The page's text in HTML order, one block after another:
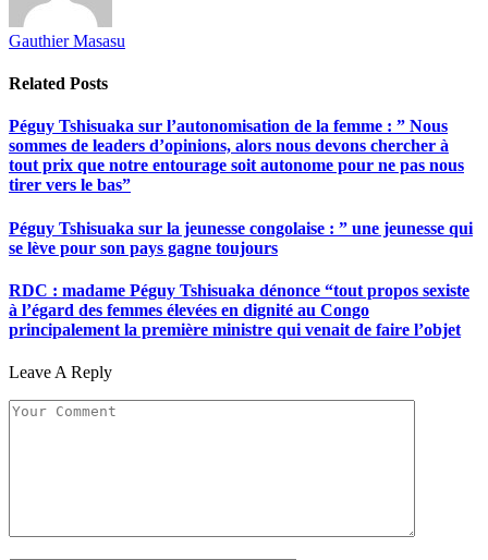
Gauthier Masasu
Related Posts
Péguy Tshisuaka sur l’autonomisation de la femme : ” Nous
sommes de leaders d’opinions, alors nous devons chercher à
tout prix que notre entourage soit autonome pour ne pas nous
tirer vers le bas”
Péguy Tshisuaka sur la jeunesse congolaise : ” une jeunesse qui
se lève pour son pays gagne toujours
RDC : madame Péguy Tshisuaka dénonce “tout propos sexiste
à l’égard des femmes élevées en dignité au Congo
principalement la première ministre qui venait de faire l’objet
Leave A Reply